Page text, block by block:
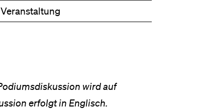
wird auf
erfolgt in Englisch.